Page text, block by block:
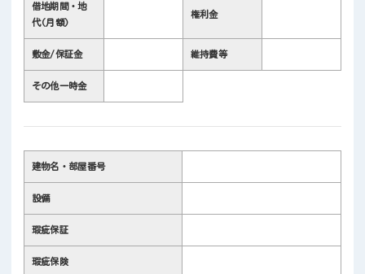
借地期間・地
代(月額)
権利金
敷金/保証金 維持費等
その他一時金
建物名・部屋番号
設備
瑕疵保証
瑕疵保険